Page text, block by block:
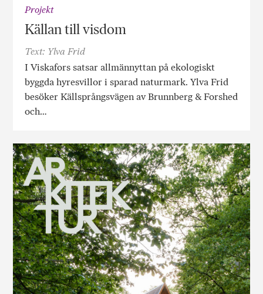
Projekt
Källan till visdom
Text: Ylva Frid
I Viskafors satsar allmännyttan på ekologiskt
byggda hyresvillor i sparad naturmark. Ylva Frid
besöker Källsprångsvägen av Brunnberg & Forshed
och…